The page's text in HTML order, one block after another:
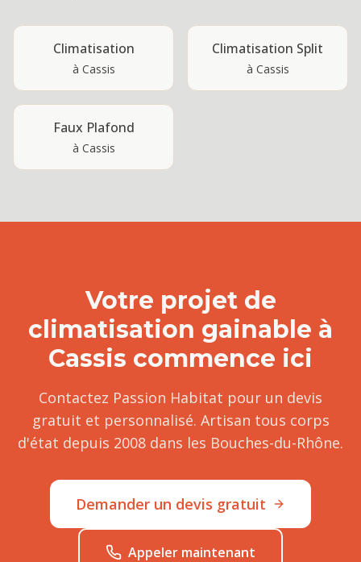
Climatisation
à Cassis
Climatisation Split
à Cassis
Faux Plafond
à Cassis
Votre projet de
climatisation gainable à
Cassis commence ici
Contactez Passion Habitat pour un devis
gratuit et personnalisé. Artisan tous corps
d'état depuis 2008 dans les Bouches-du-Rhône.
Demander un devis gratuit
Appeler maintenant